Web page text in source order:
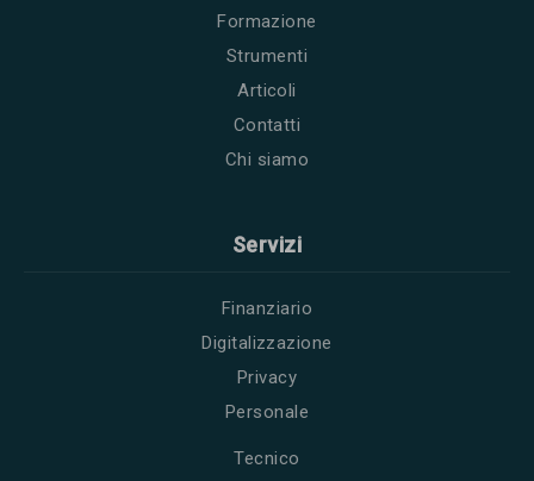
Formazione
Strumenti
Articoli
Contatti
Chi siamo
Servizi
Finanziario
Digitalizzazione
Privacy
Personale
Tecnico